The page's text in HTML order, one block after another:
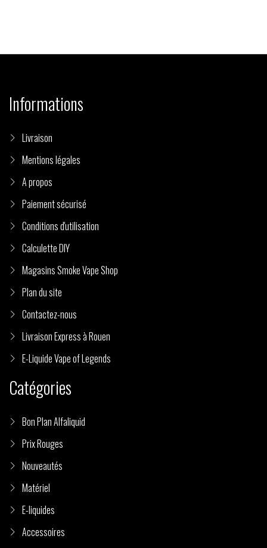
Informations
Livraison
Mentions légales
A propos
Paiement sécurisé
Conditions d'utilisation
Calculette DIY
Magasins Smoke Vape Shop
Plan du site
Contactez-nous
Livraison Express à Rouen
E-Liquide Vape of Legends
Catégories
Bon Plan Alfaliquid
Prix Rouges
Nouveautés
Matériel
E-liquides
Accessoires